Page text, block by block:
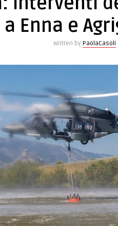
a Enna e
Written by PaolaCasoli